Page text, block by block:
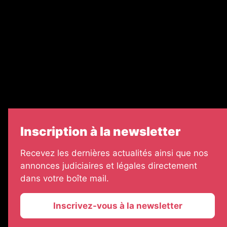
Inscription à la newsletter
Recevez les dernières actualités ainsi que nos
annonces judiciaires et légales directement
dans votre boîte mail.
Inscrivez-vous à la newsletter